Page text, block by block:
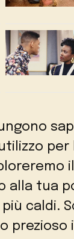
alla tua
caldi.
prezioso